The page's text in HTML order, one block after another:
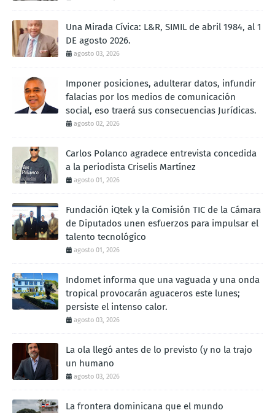
Una Mirada Cívica: L&R, SIMIL de abril 1984, al 1
DE agosto 2026.
agosto 03, 2026
Imponer posiciones, adulterar datos, infundir
falacias por los medios de comunicación
social, eso traerá sus consecuencias Jurídicas.
agosto 02, 2026
Carlos Polanco agradece entrevista concedida
a la periodista Criselis Martínez
agosto 01, 2026
Fundación iQtek y la Comisión TIC de la Cámara
de Diputados unen esfuerzos para impulsar el
talento tecnológico
agosto 01, 2026
Indomet informa que una vaguada y una onda
tropical provocarán aguaceros este lunes;
persiste el intenso calor.
agosto 03, 2026
La ola llegó antes de lo previsto (y no la trajo
un humano
agosto 03, 2026
La frontera dominicana que el mundo